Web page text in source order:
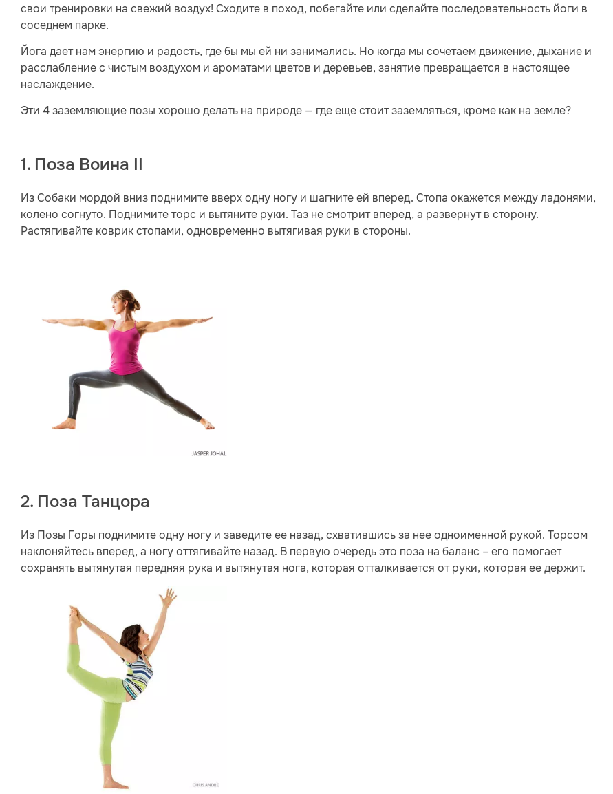
свои тренировки на свежий воздух! Сходите в поход, побегайте или сделайте последовательность йоги в
соседнем парке.
Йога дает нам энергию и радость, где бы мы ей ни занимались. Но когда мы сочетаем движение, дыхание и
расслабление с чистым воздухом и ароматами цветов и деревьев, занятие превращается в настоящее
наслаждение.
Эти 4 заземляющие позы хорошо делать на природе — где еще стоит заземляться, кроме как на земле?
1. Поза Воина II
Из Собаки мордой вниз поднимите вверх одну ногу и шагните ей вперед. Стопа окажется между ладонями,
колено согнуто. Поднимите торс и вытяните руки. Таз не смотрит вперед, а развернут в сторону.
Растягивайте коврик стопами, одновременно вытягивая руки в стороны.
2. Поза Танцора
Из Позы Горы поднимите одну ногу и заведите ее назад, схватившись за нее одноименной рукой. Торсом
наклоняйтесь вперед, а ногу оттягивайте назад. В первую очередь это поза на баланс – его помогает
сохранять вытянутая передняя рука и вытянутая нога, которая отталкивается от руки, которая ее держит.